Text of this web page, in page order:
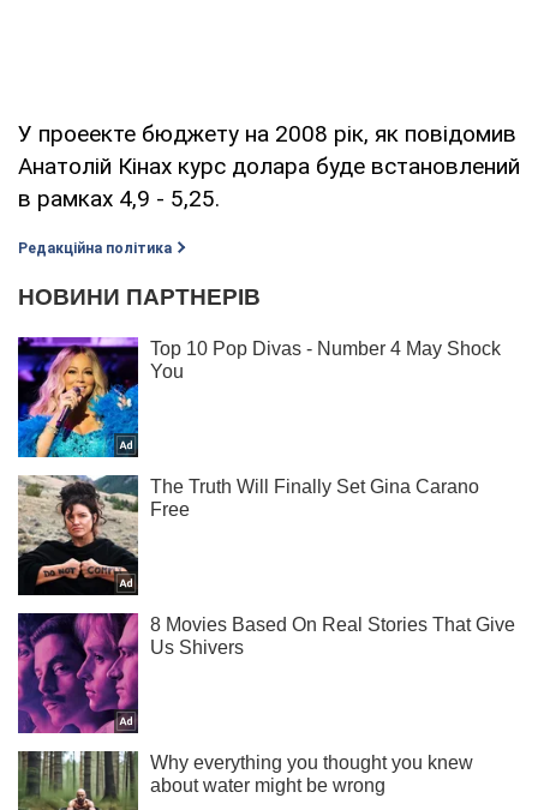
У проеекте бюджету на 2008 рік, як повідомив
Анатолій Кінах курс долара буде встановлений
в рамках 4,9 - 5,25.
Редакційна політика